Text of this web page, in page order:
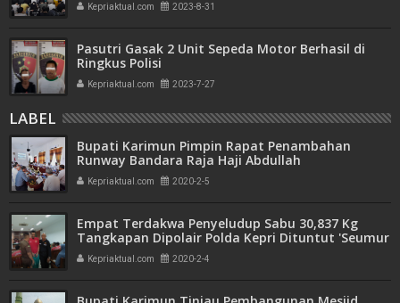
Kepriaktual.com 2023-8-31
Pasutri Gasak 2 Unit Sepeda Motor Berhasil di
Ringkus Polisi
Kepriaktual.com 2023-7-27
LABEL
Bupati Karimun Pimpin Rapat Penambahan
Runway Bandara Raja Haji Abdullah
Kepriaktual.com 2020-2-5
Empat Terdakwa Penyeludup Sabu 30,837 Kg
Tangkapan Dipolair Polda Kepri Dituntut 'Seumur
Hidup'
Kepriaktual.com 2020-2-4